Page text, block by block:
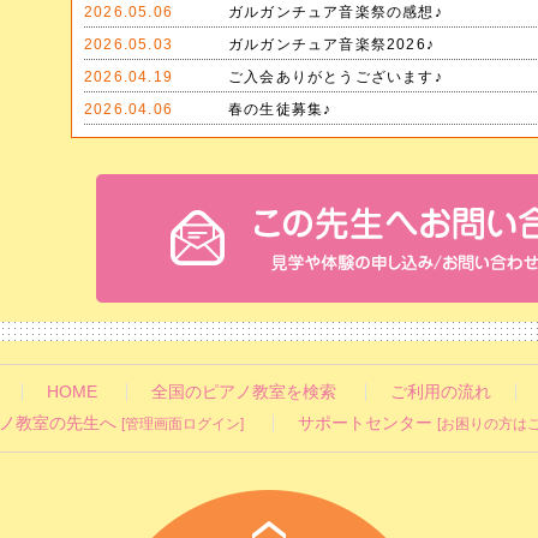
2026.05.06
ガルガンチュア音楽祭の感想♪
2026.05.03
ガルガンチュア音楽祭2026♪
2026.04.19
ご入会ありがとうございます♪
2026.04.06
春の生徒募集♪
HOME 全国のピアノ教室を検索
ご利用の流れ
教室の先生へ [管理画面ログイン] サポートセンター [お困りの方は